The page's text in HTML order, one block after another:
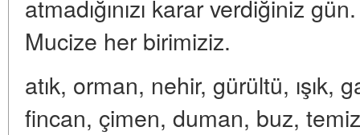
atmadığınızı karar verdiğiniz
Mucize her birimiziz.
atık, orman, nehir, gürültü, ışık,
fincan, çimen, duman, buz,